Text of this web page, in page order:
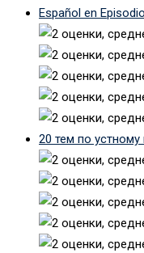
Español en
20 тем по